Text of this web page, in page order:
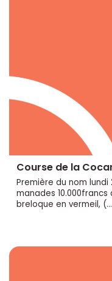
Course de la
Première du nom lundi
manades 10.000francs
breloque en vermeil,